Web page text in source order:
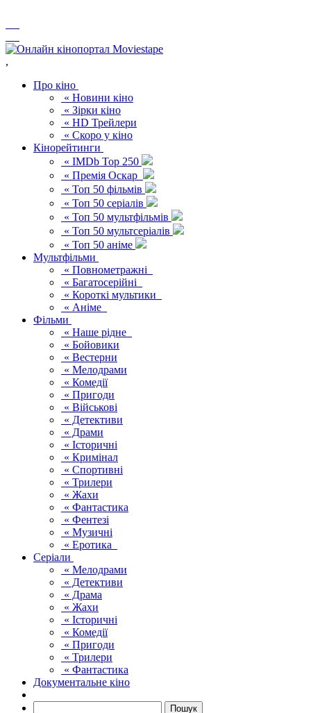
,
Про кіно
« Новини кіно
« Зірки кіно
« HD Трейлери
« Скоро у кіно
Кінорейтинги
« IMDb Top 250
« Премія Оскар
« Топ 50 фільмів
« Топ 50 серіалів
« Топ 50 мультфільмів
« Топ 50 мультсеріалів
« Топ 50 аніме
Мультфільми
« Повнометражні
« Багатосерійні
« Короткі мультики
« Аніме
Фільми
« Наше рідне
« Бойовики
« Вестерни
« Мелодрами
« Комедії
« Пригоди
« Військові
« Детективи
« Драми
« Історичні
« Кримінал
« Спортивні
« Трилери
« Жахи
« Фантастика
« Фентезі
« Музичні
« Еротика
Серіали
« Мелодрами
« Детективи
« Драма
« Жахи
« Історичні
« Комедії
« Пригоди
« Трилери
« Фантастика
Документальне кіно
Пошук